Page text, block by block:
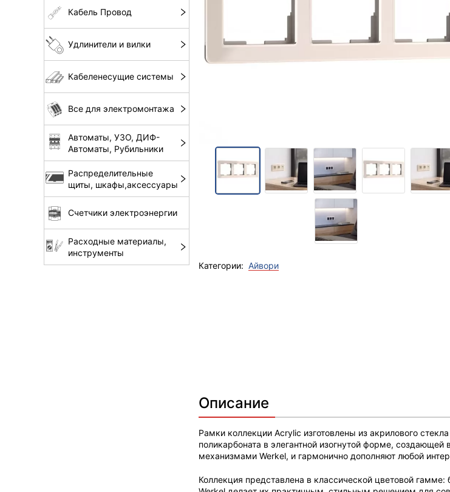
Кабель Провод
Удлинители и вилки
Кабеленесущие системы
Все для электромонтажа
Автоматы, УЗО, ДИФ-
Автоматы, Рубильники
Распределительные
щиты, шкафы,аксессуары
Счетчики электроэнергии
Расходные материалы,
инструменты
Категории: Айвори
Описание
Рамки коллекции Acrylic изготовлены из акрилового
поликарбоната в элегантной изогнутой форме,
механизмами Werkel, и гармонично дополняют любой
Коллекция представлена в классической цветовой